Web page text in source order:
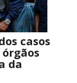
casos
da